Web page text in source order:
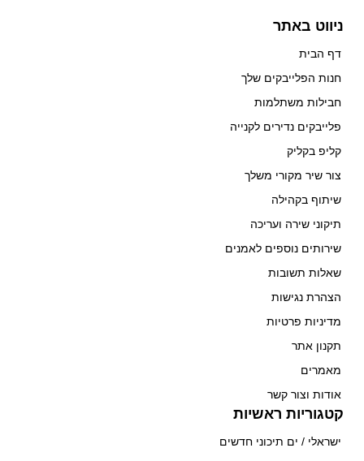
ניווט באתר
דף הבית
חנות הפלייבקים שלך
חבילות משתלמות
פלייבקים נדירים לקנייה
קליפ בקליק
צור שיר מקורי משלך
שיתוף בקהילה
תיקוני שירה ועריכה
שירותים נוספים לאמנים
שאלות תשובות
הצהרת נגישות
מדיניות פרטיות
תקנון אתר
מאמרים
אודות וצור קשר
קטגוריות ראשיות
ישראלי / ים תיכוני חדשים